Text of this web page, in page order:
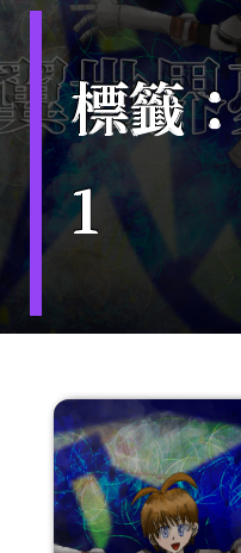
標籤
1